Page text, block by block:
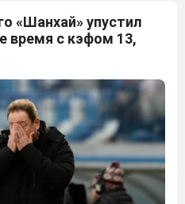
«Шанхай» упустил
время с кэфом 13,